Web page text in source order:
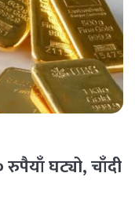
घट्यो, चाँदी